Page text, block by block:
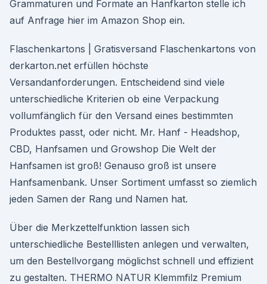
Grammaturen und Formate an Hanfkarton stelle ich
auf Anfrage hier im Amazon Shop ein.
Flaschenkartons | Gratisversand Flaschenkartons von
derkarton.net erfüllen höchste
Versandanforderungen. Entscheidend sind viele
unterschiedliche Kriterien ob eine Verpackung
vollumfänglich für den Versand eines bestimmten
Produktes passt, oder nicht. Mr. Hanf - Headshop,
CBD, Hanfsamen und Growshop Die Welt der
Hanfsamen ist groß! Genauso groß ist unsere
Hanfsamenbank. Unser Sortiment umfasst so ziemlich
jeden Samen der Rang und Namen hat.
Über die Merkzettelfunktion lassen sich
unterschiedliche Bestelllisten anlegen und verwalten,
um den Bestellvorgang möglichst schnell und effizient
zu gestalten. THERMO NATUR Klemmfilz Premium